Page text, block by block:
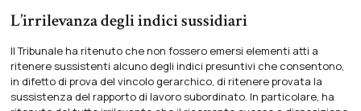
L’irrilevanza degli indici sussidiari
Il Tribunale ha ritenuto che non fossero emersi elementi atti a
ritenere sussistenti alcuno degli indici presuntivi che consentono,
in difetto di prova del vincolo gerarchico, di ritenere provata la
sussistenza del rapporto di lavoro subordinato. In particolare, ha